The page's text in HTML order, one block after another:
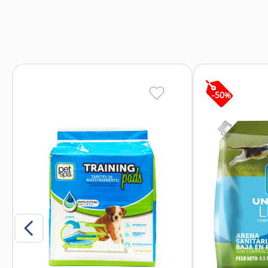
Ayuda a evitar
Costuras
-50%